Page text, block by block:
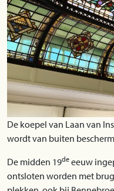
De koepel van Laan van
wordt van buiten
De midden 19de eeuw
ontsloten worden met